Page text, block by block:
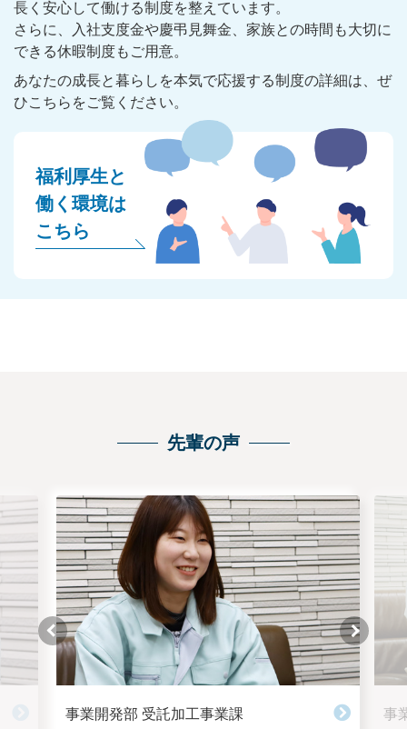
長く安心して働ける制度を整えています。
さらに、入社支度金や慶弔見舞金、家族との時間も大切に
できる休暇制度もご用意。
あなたの成長と暮らしを本気で応援する制度の詳細は、ぜ
ひこちらをご覧ください。
福利厚生と
働く環境は
こちら
先輩の声
事業開発部 受託加工事業課 事